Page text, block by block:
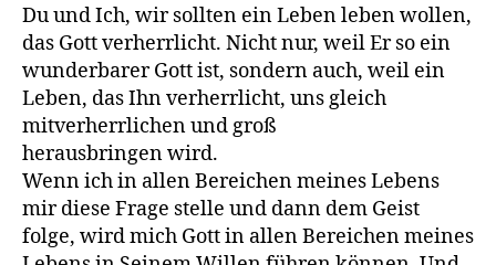
Du und Ich, wir sollten ein Leben leben wollen,
das Gott verherrlicht. Nicht nur, weil Er so ein
wunderbarer Gott ist, sondern auch, weil ein
Leben, das Ihn verherrlicht, uns gleich
mitverherrlichen und groß
herausbringen wird.
Wenn ich in allen Bereichen meines Lebens
mir diese Frage stelle und dann dem Geist
folge, wird mich Gott in allen Bereichen meines